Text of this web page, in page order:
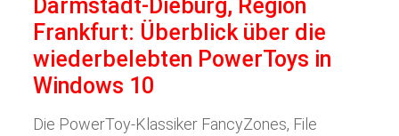
Darmstadt-Dieburg, Region
Frankfurt: Überblick über die
wiederbelebten PowerToys in
Windows 10
Die PowerToy-Klassiker FancyZones, File